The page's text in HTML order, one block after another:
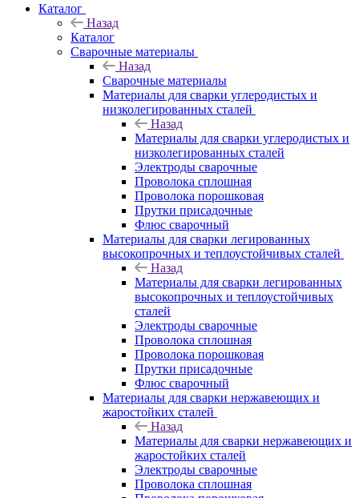
Каталог
Назад
Каталог
Сварочные материалы
Назад
Сварочные материалы
Материалы для сварки углеродистых и
низколегированных сталей
Назад
Материалы для сварки углеродистых и
низколегированных сталей
Электроды сварочные
Проволока сплошная
Проволока порошковая
Прутки присадочные
Флюс сварочный
Материалы для сварки легированных
высокопрочных и теплоустойчивых сталей
Назад
Материалы для сварки легированных
высокопрочных и теплоустойчивых
сталей
Электроды сварочные
Проволока сплошная
Проволока порошковая
Прутки присадочные
Флюс сварочный
Материалы для сварки нержавеющих и
жаростойких сталей
Назад
Материалы для сварки нержавеющих и
жаростойких сталей
Электроды сварочные
Проволока сплошная